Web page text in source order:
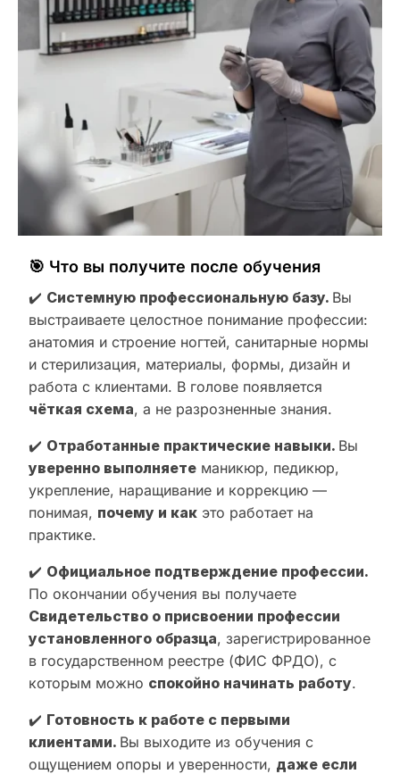
🎯 Что вы получите после обучения
✔️ Системную профессиональную базу. Вы
выстраиваете целостное понимание профессии:
анатомия и строение ногтей, санитарные нормы
и стерилизация, материалы, формы, дизайн и
работа с клиентами. В голове появляется
чёткая схема, а не разрозненные знания.
✔️ Отработанные практические навыки. Вы
уверенно выполняете маникюр, педикюр,
укрепление, наращивание и коррекцию —
понимая, почему и как это работает на
практике.
✔️ Официальное подтверждение профессии.
По окончании обучения вы получаете
Свидетельство о присвоении профессии
установленного образца, зарегистрированное
в государственном реестре (ФИС ФРДО), с
которым можно спокойно начинать работу.
✔️ Готовность к работе с первыми
клиентами. Вы выходите из обучения с
ощущением опоры и уверенности, даже если